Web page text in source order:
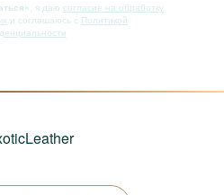
, я даю согласие на обработку
и соглашаюсь с Политикой